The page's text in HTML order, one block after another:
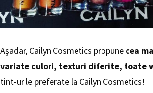
Așadar, Cailyn Cosmetics propune cea
variate culori, texturi diferite, toate
tint-urile preferate la Cailyn Cosmetics!